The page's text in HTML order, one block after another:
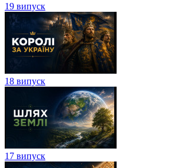
19 випуск
18 випуск
17 випуск